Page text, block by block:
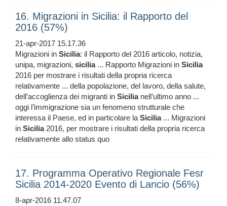
16. Migrazioni in Sicilia: il Rapporto del
2016 (57%)
21-apr-2017 15.17.36
Migrazioni in Sicilia: il Rapporto del 2016 articolo, notizia,
unipa, migrazioni, sicilia... Rapporto Migrazioni in Sicilia
2016 per mostrare i risultati della propria ricerca
relativamente ... della popolazione, del lavoro, della salute,
dell’accoglienza dei migranti in Sicilianell’ultimo anno ...
oggi l’immigrazione sia un fenomeno strutturale che
interessa il Paese, ed in particolare laSicilia... Migrazioni
in Sicilia2016, per mostrare i risultati della propria ricerca
relativamente allo status quo
17. Programma Operativo Regionale Fesr
Sicilia 2014-2020 Evento di Lancio (56%)
8-apr-2016 11.47.07